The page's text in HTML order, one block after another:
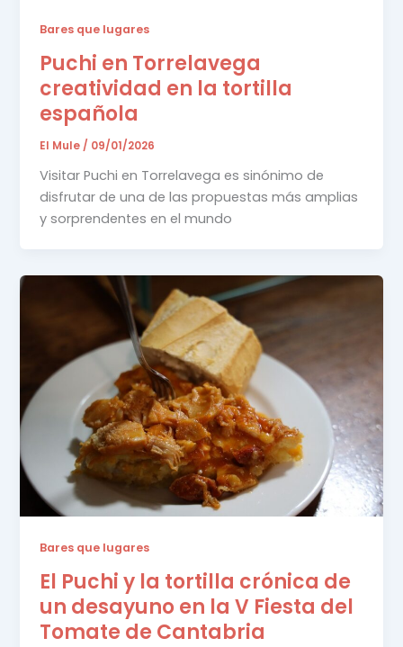
Bares que lugares
Puchi en Torrelavega
creatividad en la tortilla
española
El Mule / 09/01/2026
Visitar Puchi en Torrelavega es sinónimo de
disfrutar de una de las propuestas más amplias
y sorprendentes en el mundo
Bares que lugares
El Puchi y la tortilla crónica de
un desayuno en la V Fiesta del
Tomate de Cantabria